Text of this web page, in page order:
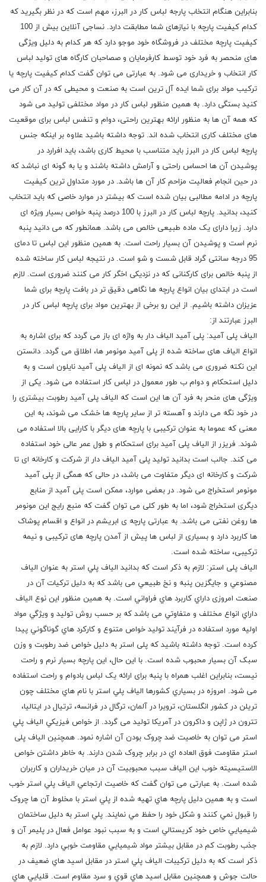
بنابراین هنگام انتخاب پارجه لباس کار در البرز، مهم است که در نظر بگیرید که
کدام کیفیت پارچه با نیازهای شما مطابقت دارد. نساجی آنلاین بیش از 100
کیفیت پارچه مختلف در فروشگاه خود موجو دارد که هر کدام به دلیل ویژگی
های منحصر به فرد خود توسط کارفرمایان و صصاحبان کارگاه های تولید لباس
کار انتخاب و خریداری می شود. به عبارتی می توان گفت کدام کیفیت پارچه یا
ترکیب مواد برای شما ایده آل ترین است به صنعت و محیطی که در آن کار می
کنید بستگی دارد. به همین منظور لباس کار در مواد مختلفی تولید می شود
که همه آن ها به منظور ارائه بهترین راحتی، دوام و تنفس لباس برای موقعیت
های مختلف کاری انتخاب شده اند. توجه داشته باشید علاوه بر اینکه جنس
پارچه لباس کار در البرز باید متناسب با محیط کاری باشد، باید افرارد در
پوشیدن آن ها احساس راحتی و آرامش داشته باشند و یا به گونه ای نباشد که
در حین انجام فعالیت مزاحم کار آن ها باشد. در مورد متداول ترین کیفیت
پارچه در ادامه مطالبی بیان شده است که بیشتر در موارد خاصی که باید انتخاب
کنید، بدانید. پارچه لباس کار در البرز با 100 درصد پنبه خواص بسیار ویژه ای
دارد. زیرا دارای یک ماده طبیعی خالص می باشد. همانطور که می دانید پنبه
نرم است و پوشیدن آن بسیار راحت است. به همین منظور این لباس تا دمای
95 درجه سانتی گراد قابل شست و شو است. در نتیجه لباس کار ساخته شده
از پنبه خالص برای کارکنانی که در نزدیکی اخگر کار می کنند ضروری است. لازم
است در ابتدای بیان انواع پارچه ها نگاهی دقیق تر در بافت پارچه برای شما
عزیزان داشته باشیم. از این رو برخی از بهترین مواد برای پارچه لباس کار در
البرز عبارتند از:
الیاف پلی آمید: پلی آمید الیاف دار به واژه ای باز می گردد که برای اشاره به
انواع الیاف های ساخته شده از پلی آمید مونومر ها، اطلاق می گردد. دانستن
این نکته ضروری می باشد که نمونه ای از الیاف پلی آمید نایلون است و به
دلیل استحکام و دوام ب طور معمول در لباس کار استفاده می شود. یکی از
ویژگی های منحر به فرد آن ها این است که الیاف پلی آمید رطوبت بیشتری را
در خود نگه می دارند و آهسته تر از سایر پارچه ها خشک می شوند، به این
معنی که عموما به عنوان ترکیبی با پارچه های دیگر با کارایی بالا استفاده می
شوند. فریزر از الیاف پلی آمید برای استحکام و طول عمر عالی خود استفاده
می کند. جالب است بدانید تولید پلی آمید الیاف دار از شرکت و کارخانه ای تا
شرکت و کارخانه ای دیگر متفاوت می باشد، در حالی که همگی از پلی آمید
مونومر استخراج می شود. در بعضی موارد، ممکن است پلی آمید از منابع
دیگری استخراج شود، اما به طور کلی می توان گفت که منبع رایج این مونومر
ها روغن نفتی می باشد. به عبارتی پارچه ی ابریشم در انواع و اقسام پوشاک
ها کاربرد دارد و بسیاری از لباس ها پیش از آمدن پارچه های ترکیبی و نیمه
ترکیبی، ساخته شده است.
الیاف پلی استر: لازم به ذکر است که بدانید الياف پلي استر به عنوان الياف
مصنوعي و جايگزين پنبه و نخ طبيعي می باشد که به دلیل ترکیات آن در
صنعت امروزی داراي کاربرد هاي فراواني است. به همین منظور اين نوع الياف
داراي انواع مختلف و متفاوتي می باشد که بر حسب روش توليد و ويژگي مواد
اوليه مورد استفاده در فرآيند توليد خواص متنوع و کارکرد هاي گوناگوني پیدا
کرده است.‏ توجه داشته باشید که پلی استر به دلیل خواص ضد رطوبت و وزن
سبک آن بسیار محبوب شده است. با این حال، این پارچه بسیار نرم و راحت
نیست، بنابراین اغلب همراه با پنبه برای ارائه یک لباس بادوام و راحت استفاده
می شود. امروزه در بسياري کشورها الياف پلي استر با نام هاي مختلف چون
تريلن در کشور انگلستان، ترويرا در آلمان، ترگال در فرانسه، ترتیال در ایتالیا،
تترون در ژاپن و داکرون در آمریکا تولید می گردد. از خواص فيزيکي الياف پلي
استر می توان به خاصيت ضد چروک بودن آن اشاره نمود. همچنین الیاف پلی
استر مقاومت فوق العاده اي در برابر چروک شدن دارند. به خاطر داشتن خواص
الاستيسيته خوب اين الياف سبب محبوبیت آن در میان خریداران و کاربران
شده است. به عبارتی می توان گفت که خاصيت ارتجاعي الياف پلي استر خوب
است و به همين دليل پارچه هاي تهيه شده از پلي استر با مخلوط آن ها چروک
را قبول نمي کنند و شکل خود را حفظ مي نمايند. پلي استر به دليل ساختمان
شيميايي خاص خود کريستالي است و به سبب نبود عوامل فعال در پليمر آن و
جذب رطوبت کم در مقابل بيشتر مواد شيميايي مقاومت خوبي دارد. لازم به
ذکر است که به دلیل ترکیبات الياف پلي استر در مقابل اسيد هاي ضعيف در
حالت جوش و همچنین مقابل اسيد هاي قوي و سرد مقاوم است. قليايي هاي